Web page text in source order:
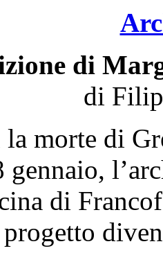
di
di
la morte di
gennaio,
di